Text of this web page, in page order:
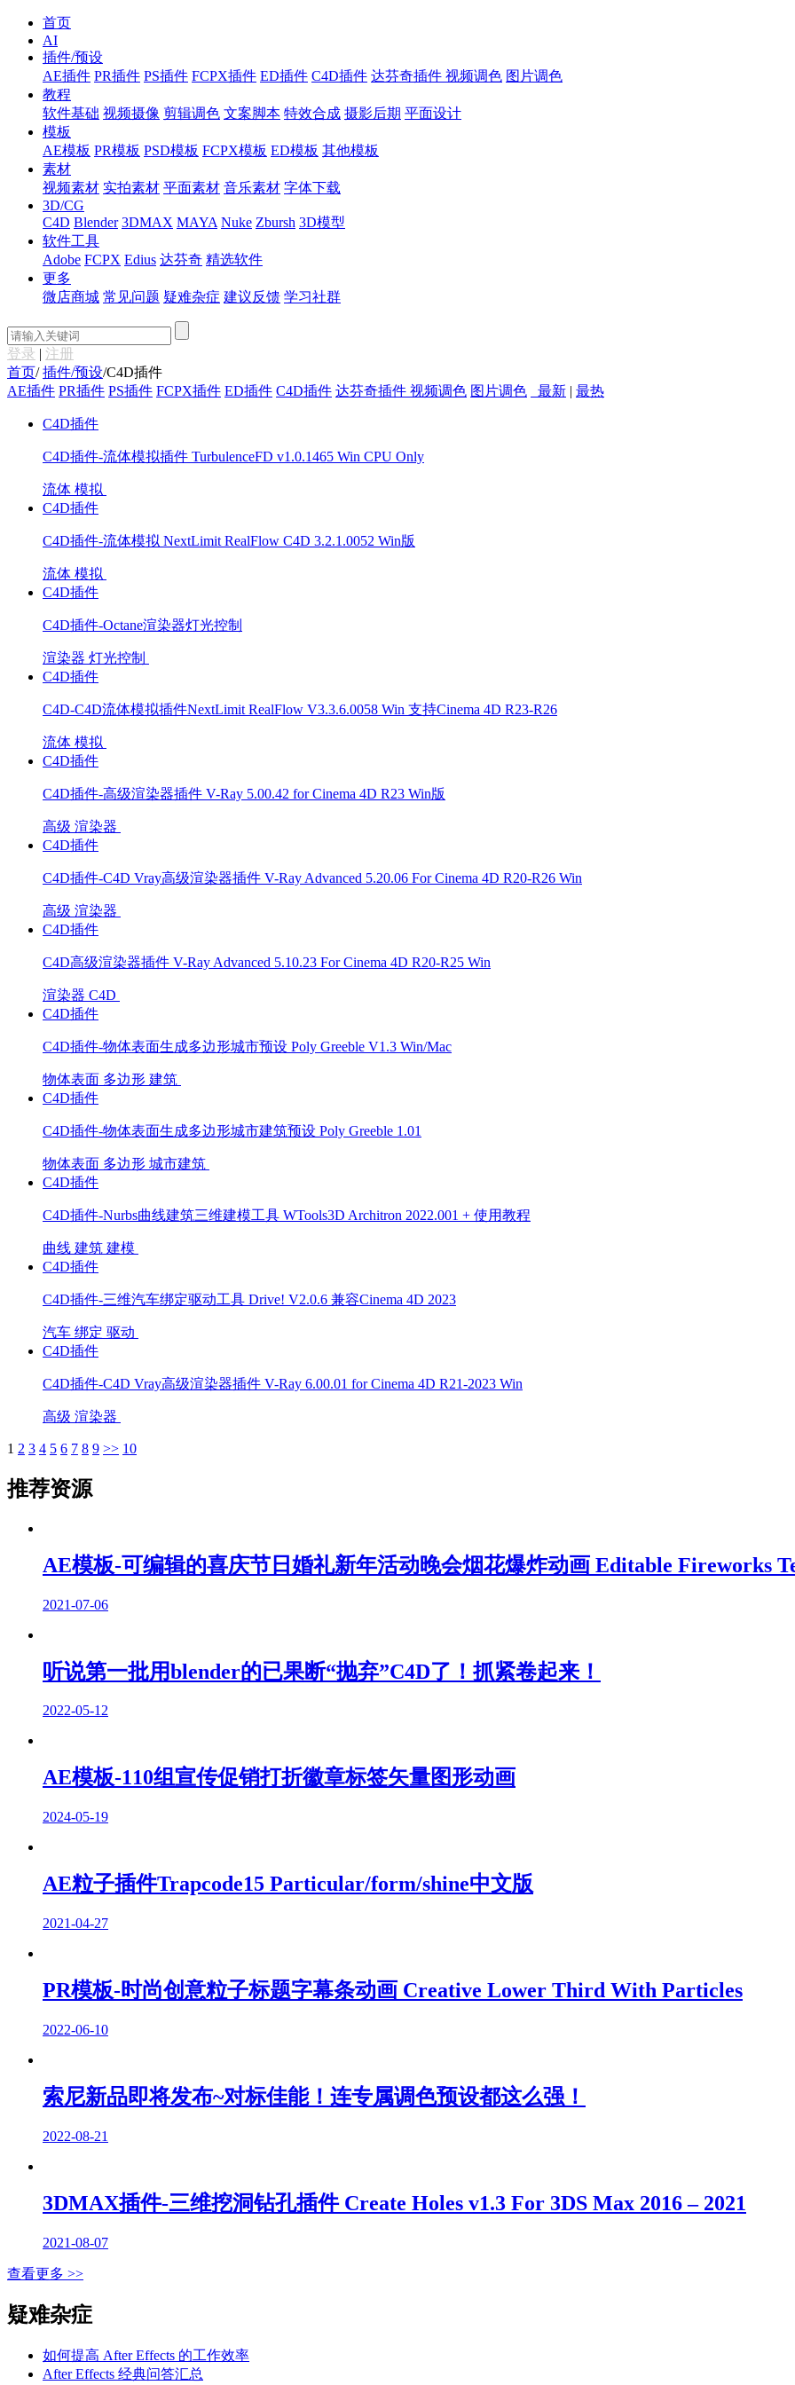
首页
AI
插件/预设
AE插件 PR插件 PS插件 FCPX插件 ED插件 C4D插件 达芬奇插件 视频调色 图片调色
教程
软件基础 视频摄像 剪辑调色 文案脚本 特效合成 摄影后期 平面设计
模板
AE模板 PR模板 PSD模板 FCPX模板 ED模板 其他模板
素材
视频素材 实拍素材 平面素材 音乐素材 字体下载
3D/CG
C4D Blender 3DMAX MAYA Nuke Zbursh 3D模型
软件工具
Adobe FCPX Edius 达芬奇 精选软件
更多
微店商城 常见问题 疑难杂症 建议反馈 学习社群
登录 | 注册
首页/ 插件/预设/C4D插件
AE插件 PR插件 PS插件 FCPX插件 ED插件 C4D插件 达芬奇插件 视频调色 图片调色 最新 | 最热
C4D插件
C4D插件-流体模拟插件 TurbulenceFD v1.0.1465 Win CPU Only
流体 模拟
C4D插件
C4D插件-流体模拟 NextLimit RealFlow C4D 3.2.1.0052 Win版
流体 模拟
C4D插件
C4D插件-Octane渲染器灯光控制
渲染器 灯光控制
C4D插件
C4D-C4D流体模拟插件NextLimit RealFlow V3.3.6.0058 Win 支持Cinema 4D R23-R26
流体 模拟
C4D插件
C4D插件-高级渲染器插件 V-Ray 5.00.42 for Cinema 4D R23 Win版
高级 渲染器
C4D插件
C4D插件-C4D Vray高级渲染器插件 V-Ray Advanced 5.20.06 For Cinema 4D R20-R26 Win
高级 渲染器
C4D插件
C4D高级渲染器插件 V-Ray Advanced 5.10.23 For Cinema 4D R20-R25 Win
渲染器 C4D
C4D插件
C4D插件-物体表面生成多边形城市预设 Poly Greeble V1.3 Win/Mac
物体表面 多边形 建筑
C4D插件
C4D插件-物体表面生成多边形城市建筑预设 Poly Greeble 1.01
物体表面 多边形 城市建筑
C4D插件
C4D插件-Nurbs曲线建筑三维建模工具 WTools3D Architron 2022.001 + 使用教程
曲线 建筑 建模
C4D插件
C4D插件-三维汽车绑定驱动工具 Drive! V2.0.6 兼容Cinema 4D 2023
汽车 绑定 驱动
C4D插件
C4D插件-C4D Vray高级渲染器插件 V-Ray 6.00.01 for Cinema 4D R21-2023 Win
高级 渲染器
1 2 3 4 5 6 7 8 9 >> 10
推荐资源
AE模板-可编辑的喜庆节日婚礼新年活动晚会烟花爆炸动画 Editable Fireworks
2021-07-06
听说第一批用blender的已果断“抛弃”C4D了！抓紧卷起来！
2022-05-12
AE模板-110组宣传促销打折徽章标签矢量图形动画
2024-05-19
AE粒子插件Trapcode15 Particular/form/shine中文版
2021-04-27
PR模板-时尚创意粒子标题字幕条动画 Creative Lower Third With Particles
2022-06-10
索尼新品即将发布~对标佳能！连专属调色预设都这么强！
2022-08-21
3DMAX插件-三维挖洞钻孔插件 Create Holes v1.3 For 3DS Max 2016 – 2021
2021-08-07
查看更多 >>
疑难杂症
如何提高 After Effects 的工作效率
After Effects 经典问答汇总